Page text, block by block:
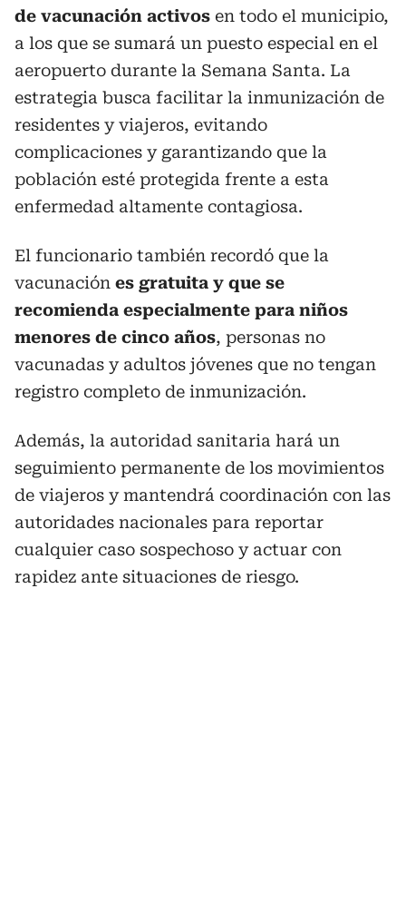
de vacunación activos en todo el municipio,
a los que se sumará un puesto especial en el
aeropuerto durante la Semana Santa. La
estrategia busca facilitar la inmunización de
residentes y viajeros, evitando
complicaciones y garantizando que la
población esté protegida frente a esta
enfermedad altamente contagiosa.
El funcionario también recordó que la
vacunación es gratuita y que se
recomienda especialmente para niños
menores de cinco años, personas no
vacunadas y adultos jóvenes que no tengan
registro completo de inmunización.
Además, la autoridad sanitaria hará un
seguimiento permanente de los movimientos
de viajeros y mantendrá coordinación con las
autoridades nacionales para reportar
cualquier caso sospechoso y actuar con
rapidez ante situaciones de riesgo.